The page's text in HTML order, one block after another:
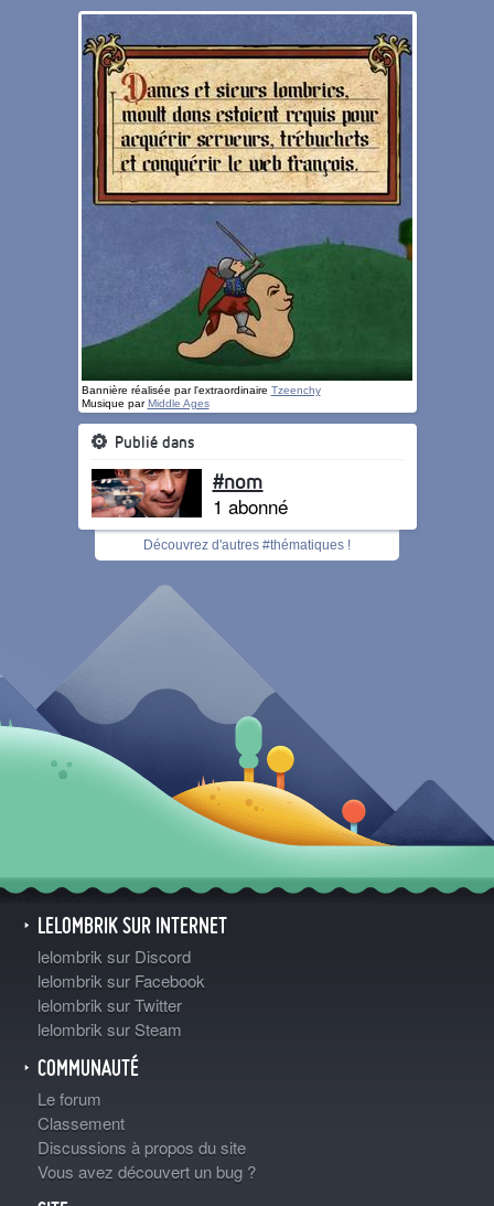
Bannière réalisée par l'extraordinaire Tzeenchy
Musique parMiddle Ages
Publié dans
#nom
1 abonné
Découvrez d'autres #thématiques !
LELOMBRIK SUR INTERNET
lelombrik sur Discord
lelombrik sur Facebook
lelombrik sur Twitter
lelombrik sur Steam
COMMUNAUTÉ
Le forum
Classement
Discussions à propos du site
Vous avez découvert un bug ?